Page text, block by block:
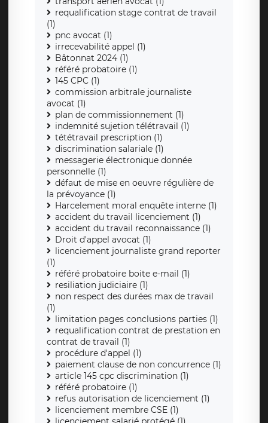
requalification stage contrat de travail
(1)
pnc avocat (1)
irrecevabilité appel (1)
Bâtonnat 2024 (1)
référé probatoire (1)
145 CPC (1)
commission arbitrale journaliste
avocat (1)
plan de commissionnement (1)
indemnité sujetion télétravail (1)
tététravail prescription (1)
discrimination salariale (1)
messagerie électronique donnée
personnelle (1)
défaut de mise en oeuvre régulière de
la prévoyance (1)
Harcelement moral enquête interne (1)
accident du travail licenciement (1)
accident du travail reconnaissance (1)
Droit d'appel avocat (1)
licenciement journaliste grand reporter
(1)
référé probatoire boite e-mail (1)
resiliation judiciaire (1)
non respect des durées max de travail
(1)
limitation pages conclusions parties (1)
requalification contrat de prestation en
contrat de travail (1)
procédure d'appel (1)
paiement clause de non concurrence (1)
article 145 cpc discrimination (1)
référé probatoire (1)
refus autorisation de licenciement (1)
licenciement membre CSE (1)